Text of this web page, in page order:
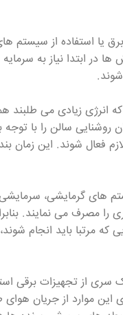
یا استفاده از سیستم
ها در ابتدا نیاز به
انرژی زیادی می
روشنایی سالن را با
فعال شوند. این زمان
های گرمایشی،
را مصرف می نمایند.
که مرتبا باید انجام
از تجهیزات برقی
موارد از جریان هوای